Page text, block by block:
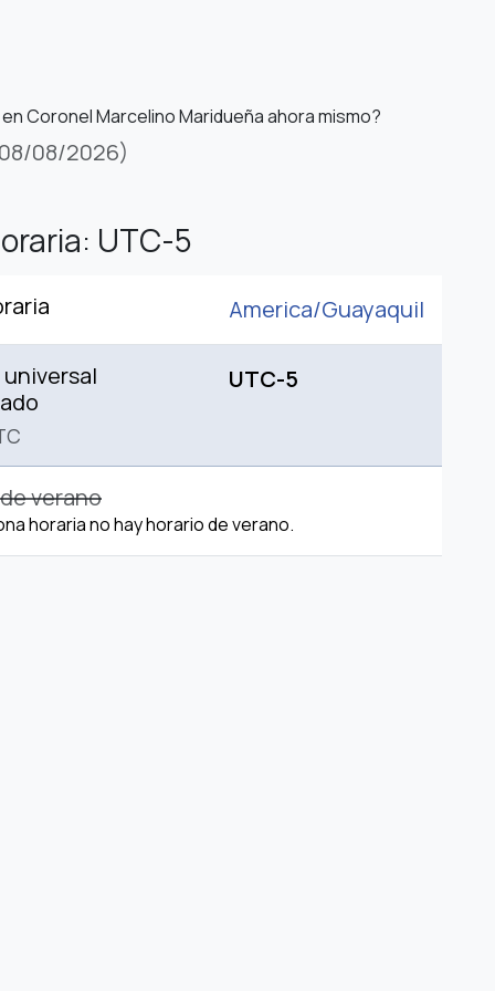
Coronel Marcelino Maridueña ahora mismo?
08/2026)
UTC-5
America/Guayaquil
UTC-5
verano
horaria no hay horario de verano.